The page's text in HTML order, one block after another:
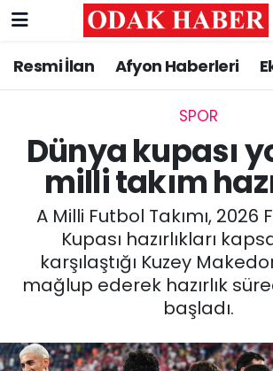
Resmi İlan Afyon Haberleri
SPOR
Dünya kupası
milli takım
A Milli Futbol Takımı, 2026
Kupası hazırlıkları
karşılaştığı Kuzey
mağlup ederek hazırlık
başladı.
AFYONKARAHİSAR
ASAYİŞ
SİYASET
EĞİTİM
MAGAZİN
Nöbetçi Eczaneler
Trafik Durumu
Tüm Manşetler
Son Dakika Haberleri
Haber Arşivi